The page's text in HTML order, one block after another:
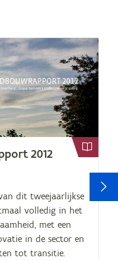
2012
dit tweejaarlijkse
volledig in het
met een
in de sector en
tot transitie.